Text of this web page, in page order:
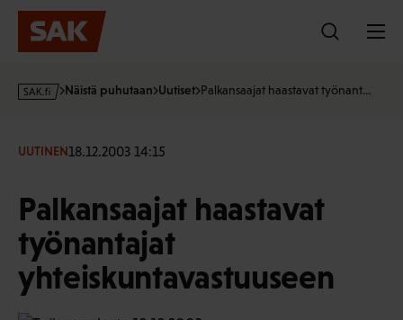
Hyppää
sisältöön
s
·
Näistä puhutaan Uutiset Palkansaajat haastavat työnant…
UUTINEN18.12.2003 14:15
Palkansaajat haastavat
työnantajat
yhteiskuntavastuuseen